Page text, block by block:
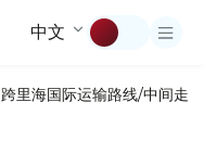
中文
跨里海国际运输路线/中间走廊